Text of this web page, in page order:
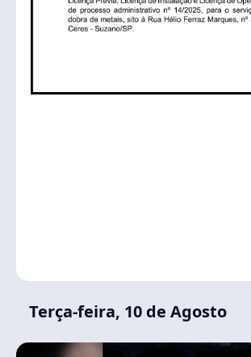
Terça-feira, 10 de Agosto